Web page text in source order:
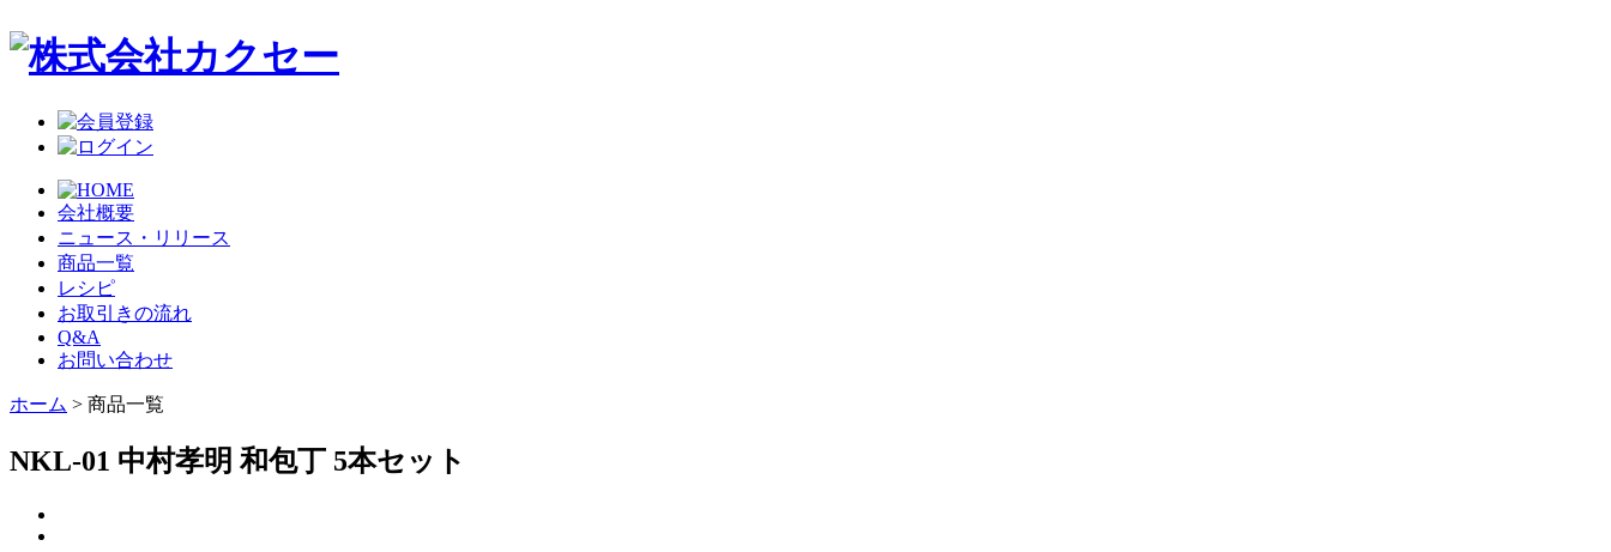
会社概要
ニュース・リリース
商品一覧
レシピ
お取引きの流れ
Q&A
お問い合わせ
ホーム > 商品一覧
NKL-01 中村孝明 和包丁 5本セット